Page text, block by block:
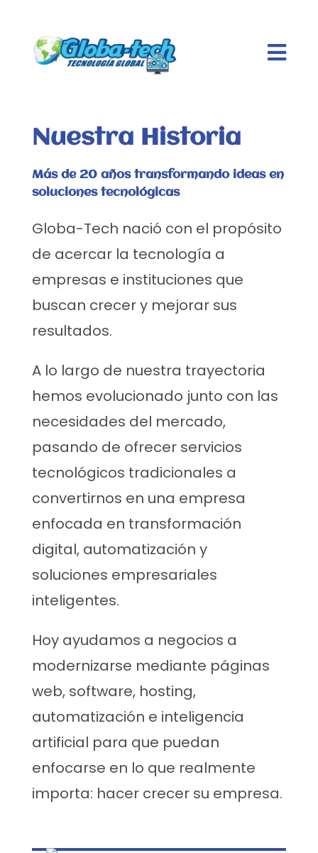

Nuestra Historia
Más de 20 años transformando ideas en
soluciones tecnológicas
Globa-Tech nació con el propósito
de acercar la tecnología a
empresas e instituciones que
buscan crecer y mejorar sus
resultados.
A lo largo de nuestra trayectoria
hemos evolucionado junto con las
necesidades del mercado,
pasando de ofrecer servicios
tecnológicos tradicionales a
convertirnos en una empresa
enfocada en transformación
digital, automatización y
soluciones empresariales
inteligentes.
Hoy ayudamos a negocios a
modernizarse mediante páginas
web, software, hosting,
automatización e inteligencia
artificial para que puedan
enfocarse en lo que realmente
importa: hacer crecer su empresa.